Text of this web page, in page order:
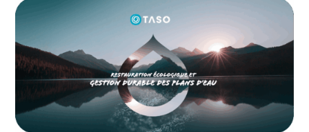
En soumettant ce formulaire, j'accepte que les
informations saisies soient exploitées par TASO
dans le cadre de ma demande de devis.
ENVOYER